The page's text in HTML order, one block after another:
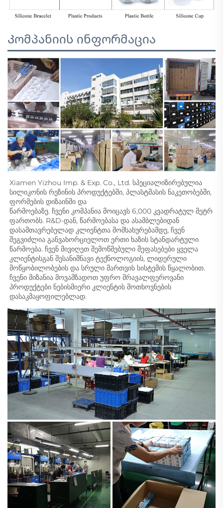
Კომპანიის ინფორმაცია
Xiamen Yizhou Imp. & Exp. Co., Ltd. სპეციალიზირებულია
სილიკონის რეზინის პროდუქტებში, პლასტმასის ნაკეთობებში,
ფორმების დიზაინში და
წარმოებაზე. ჩვენი კომპანია მოიცავს 6,000 კვადრატულ მეტრ
ფართობს. R&D-დან, წარმოებასა და ასამბლებიდან
დასამთავრებელად კლიენტთა მომსახურებამდე, ჩვენ
შეგვიძლია განვახორციელოთ ერთი ხაზის სტანდარტული
წარმოება. ჩვენ მივიღეთ შემოწმებული შეფასებები ყველა
კლიენტისგან შესანიშნავი ტექნოლოგიის, ლიდერული
მოწყობილობების და სრული მართვის სისტემის წყალობით.
ჩვენი მიზანია მოვამზადოთ უფრო მრავალფეროვანი
პროდუქტები ნებისმიერი კლიენტის მოთხოვნების
დასაკმაყოფილებლად.